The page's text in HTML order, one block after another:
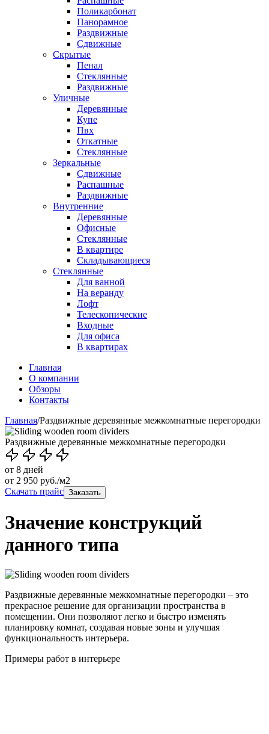
Поликарбонат
Панорамное
Раздвижные
Сдвижные
Скрытые
Пенал
Стеклянные
Раздвижные
Уличные
Деревянные
Купе
Пвх
Откатные
Стеклянные
Зеркальные
Сдвижные
Распашные
Раздвижные
Внутренние
Деревянные
Офисные
Стеклянные
В квартире
Складывающиеся
Стеклянные
Для ванной
На веранду
Лофт
Телескопические
Входные
Для офиса
В квартирах
Главная
О компании
Обзоры
Контакты
Главная/Раздвижные деревянные межкомнатные перегородки
Раздвижные деревянные межкомнатные перегородки
от 8 дней
от 2 950 руб./м2
Скачать прайс Заказать
Значение конструкций
данного типа
Раздвижные деревянные межкомнатные перегородки – это
прекрасное решение для организации пространства в
помещении. Они позволяют легко и быстро изменять
планировку комнат, создавая новые зоны и улучшая
функциональность интерьера.
Примеры работ в интерьере